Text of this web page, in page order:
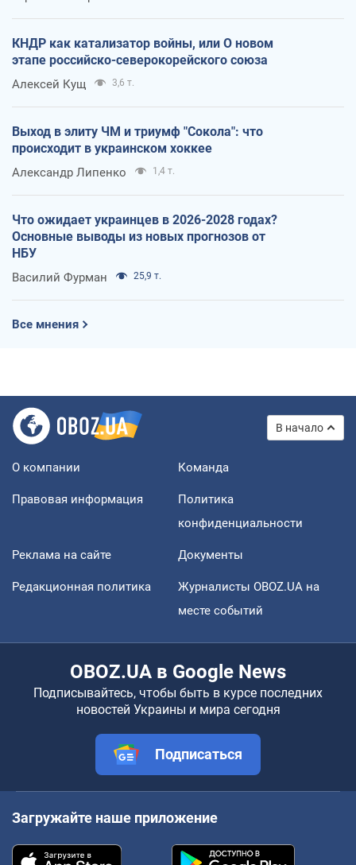
КНДР как катализатор войны, или О новом
этапе российско-северокорейского союза
Алексей Кущ 3,6 т.
Выход в элиту ЧМ и триумф "Сокола": что
происходит в украинском хоккее
Александр Липенко 1,4 т.
Что ожидает украинцев в 2026-2028 годах?
Основные выводы из новых прогнозов от
НБУ
Василий Фурман 25,9 т.
Все мнения
В начало
О компании Команда
Правовая информация
Политика
конфиденциальности
Реклама на сайте Документы
Редакционная политика
Журналисты OBOZ.UA на
месте событий
OBOZ.UA в Google News
Подписывайтесь, чтобы быть в курсе последних
новостей Украины и мира сегодня
Подписаться
Загружайте наше приложение